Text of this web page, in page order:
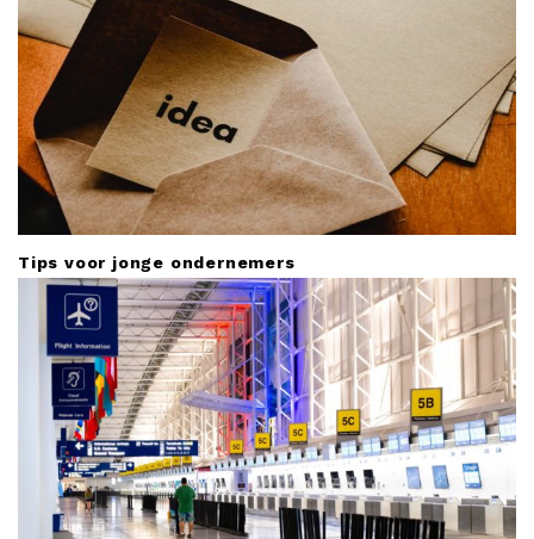
Tips voor jonge ondernemers